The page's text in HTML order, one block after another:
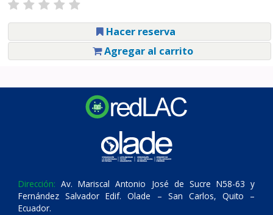
Hacer reserva
Agregar al carrito
Dirección: Av. Mariscal Antonio José de Sucre N58-63 y
Fernández Salvador Edif. Olade – San Carlos, Quito –
Ecuador.